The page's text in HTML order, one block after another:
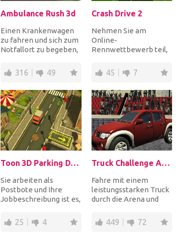
Ambulance Rush 3d
Einen Krankenwagen
zu fahren und sich zum
Notfallort zu begeben,
das ist dei...
316 49
Crash Drive 2
Nehmen Sie am
Online-
Rennwettbewerb teil,
Teilnehmer um den
ultimativen Gewinner
45 7
Toon 3D Parking Delivery Dash
Sie arbeiten als
Postbote und Ihre
Jobbeschreibung ist es,
so schnell wie mög...
25 4
Truck Challenge Arena 3D
Fahre mit einem
leistungsstarken Truck
durch die Arena und
Adrenalinrausch zu...
449 72